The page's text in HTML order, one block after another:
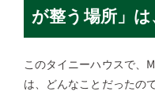
が整う場所」
このタイニーハウスで、
は、どんなことだったの